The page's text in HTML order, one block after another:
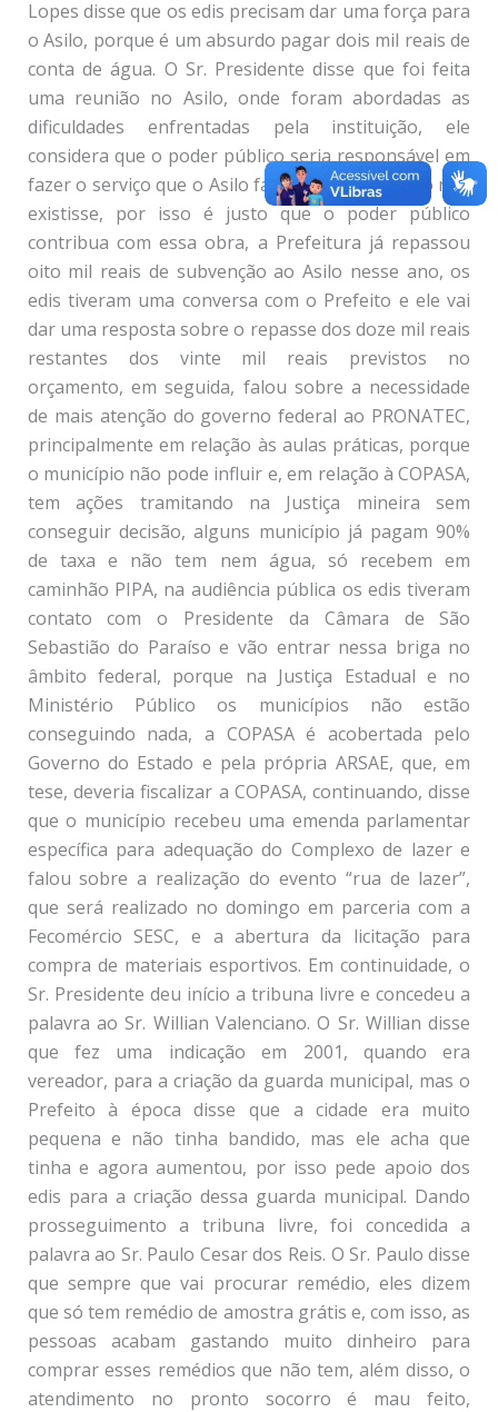
Lopes disse que os edis precisam dar uma força para
o Asilo, porque é um absurdo pagar dois mil reais de
conta de água. O Sr. Presidente disse que foi feita
uma reunião no Asilo, onde foram abordadas as
dificuldades enfrentadas pela instituição, ele
considera que o poder público seria responsável em
fazer o serviço que o Asilo faz, caso a instituição não
existisse, por isso é justo que o poder público
contribua com essa obra, a Prefeitura já repassou
oito mil reais de subvenção ao Asilo nesse ano, os
edis tiveram uma conversa com o Prefeito e ele vai
dar uma resposta sobre o repasse dos doze mil reais
restantes dos vinte mil reais previstos no
orçamento, em seguida, falou sobre a necessidade
de mais atenção do governo federal ao PRONATEC,
principalmente em relação às aulas práticas, porque
o município não pode influir e, em relação à COPASA,
tem ações tramitando na Justiça mineira sem
conseguir decisão, alguns município já pagam 90%
de taxa e não tem nem água, só recebem em
caminhão PIPA, na audiência pública os edis tiveram
contato com o Presidente da Câmara de São
Sebastião do Paraíso e vão entrar nessa briga no
âmbito federal, porque na Justiça Estadual e no
Ministério Público os municípios não estão
conseguindo nada, a COPASA é acobertada pelo
Governo do Estado e pela própria ARSAE, que, em
tese, deveria fiscalizar a COPASA, continuando, disse
que o município recebeu uma emenda parlamentar
específica para adequação do Complexo de lazer e
falou sobre a realização do evento “rua de lazer”,
que será realizado no domingo em parceria com a
Fecomércio SESC, e a abertura da licitação para
compra de materiais esportivos. Em continuidade, o
Sr. Presidente deu início a tribuna livre e concedeu a
palavra ao Sr. Willian Valenciano. O Sr. Willian disse
que fez uma indicação em 2001, quando era
vereador, para a criação da guarda municipal, mas o
Prefeito à época disse que a cidade era muito
pequena e não tinha bandido, mas ele acha que
tinha e agora aumentou, por isso pede apoio dos
edis para a criação dessa guarda municipal. Dando
prosseguimento a tribuna livre, foi concedida a
palavra ao Sr. Paulo Cesar dos Reis. O Sr. Paulo disse
que sempre que vai procurar remédio, eles dizem
que só tem remédio de amostra grátis e, com isso, as
pessoas acabam gastando muito dinheiro para
comprar esses remédios que não tem, além disso, o
atendimento no pronto socorro é mau feito,